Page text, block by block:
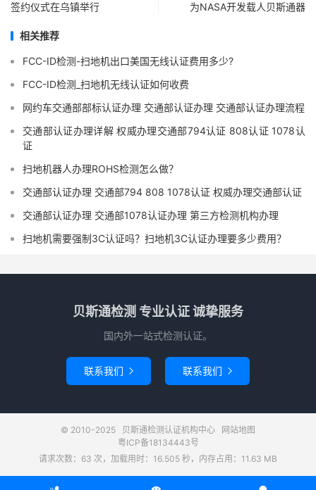
签约仪式在乌镇举行
为NASA开发载人贝斯通器
相关推荐
FCC-ID检测-扫地机出口美国无线认证费用多少?
FCC-ID检测_扫地机无线认证如何收费
网约车交通部部标认证办理 交通部认证办理 交通部认证办理流程
交通部认证办理详解 权威办理交通部794认证 808认证 1078认
证
扫地机器人办理ROHS检测怎么做？
交通部认证办理 交通部794 808 1078认证 权威办理交通部认证
交通部认证办理 交通部1078认证办理 第三方检测机构办理
扫地机需要强制3C认证吗？扫地机3C认证办理要多少费用？
贝斯通检测 专业认证 诚挚服务
国内外一站式检测认证。
联系我们  联系我们 
© 2010-2025 贝斯通检测认证机构中心
网站地图
粤ICP备18134443号
请求次数：63 次，加载用时：16.505 秒，内存占用：11.63 MB